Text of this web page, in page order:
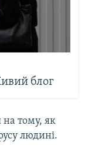
блог
на тому, як
людині.